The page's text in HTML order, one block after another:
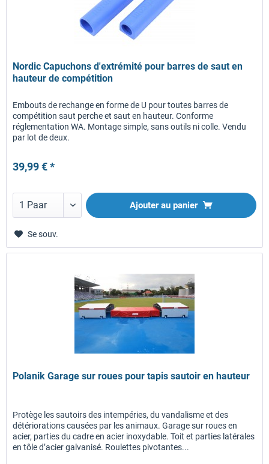
Nordic Capuchons d'extrémité pour barres de saut en
hauteur de compétition
Embouts de rechange en forme de U pour toutes barres de
compétition saut perche et saut en hauteur. Conforme
réglementation WA. Montage simple, sans outils ni colle. Vendu
par lot de deux.
39,99 € *
Ajouter au panier
Se souv.
Polanik Garage sur roues pour tapis sautoir en hauteur
Protège les sautoirs des intempéries, du vandalisme et des
détériorations causées par les animaux. Garage sur roues en
acier, parties du cadre en acier inoxydable. Toit et parties latérales
en tôle d’acier galvanisé. Roulettes pivotantes...